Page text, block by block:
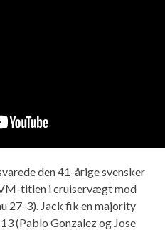
den 41-årige svensker
titlen i cruiservægt mod
27-3). Jack fik en majority
(Pablo Gonzalez og Jose